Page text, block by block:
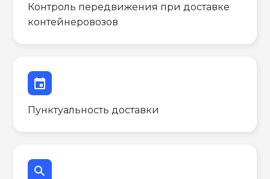
Контроль передвижения при доставке
контейнеровозов
event
Пунктуальность доставки
search